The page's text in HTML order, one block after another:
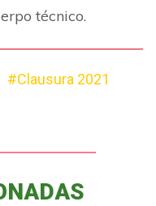
técnico.
#Clausura 2021